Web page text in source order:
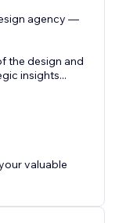
agency —
the design and
insights...
valuable